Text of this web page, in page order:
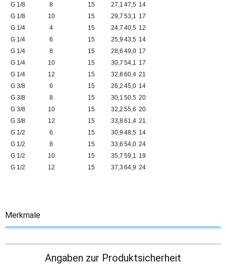
G 1/8
8 15 27,1 47,5 14
G 1/8
10 15 29,7 53,1 17
G 1/4
4 15 24,7 40,5 12
G 1/4
6 15 25,9 43,5 14
G 1/4
8 15 28,6 49,0 17
G 1/4
10 15 30,7 54,1 17
G 1/4
12 15 32,860,4 21
G 3/8
6 15 26,2 45,0 14
G 3/8
8 15 30,1 50,5 20
G 3/8
10 15 32,2 55,6 20
G 3/8
12 15 33,861,4 21
G 1/2
6 15 30,9 48,5 14
G 1/2
8 15 33,6 54,0 24
G 1/2
10 15 35,7 59,1 19
G 1/2
12 15 37,3 64,9 24
Merkmale
Angaben zur Produktsicherheit